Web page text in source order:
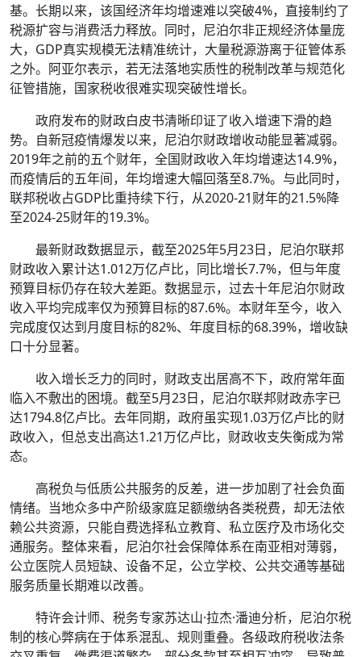
基。长期以来，该国经济年均增速难以突破4%，直接制约了
税源扩容与消费活力释放。同时，尼泊尔非正规经济体量庞
大，GDP真实规模无法精准统计，大量税源游离于征管体系
之外。阿亚尔表示，若无法落地实质性的税制改革与规范化
征管措施，国家税收很难实现突破性增长。
政府发布的财政白皮书清晰印证了收入增速下滑的趋
势。自新冠疫情爆发以来，尼泊尔财政增收动能显著减弱。
2019年之前的五个财年，全国财政收入年均增速达14.9%，
而疫情后的五年间，年均增速大幅回落至8.7%。与此同时，
联邦税收占GDP比重持续下行，从2020-21财年的21.5%降
至2024-25财年的19.3%。
最新财政数据显示，截至2025年5月23日，尼泊尔联邦
财政收入累计达1.012万亿卢比，同比增长7.7%，但与年度
预算目标仍存在较大差距。数据显示，过去十年尼泊尔财政
收入平均完成率仅为预算目标的87.6%。本财年至今，收入
完成度仅达到月度目标的82%、年度目标的68.39%，增收缺
口十分显著。
收入增长乏力的同时，财政支出居高不下，政府常年面
临入不敷出的困境。截至5月23日，尼泊尔联邦财政赤字已
达1794.8亿卢比。去年同期，政府虽实现1.03万亿卢比的财
政收入，但总支出高达1.21万亿卢比，财政收支失衡成为常
态。
高税负与低质公共服务的反差，进一步加剧了社会负面
情绪。当地众多中产阶级家庭足额缴纳各类税费，却无法依
赖公共资源，只能自费选择私立教育、私立医疗及市场化交
通服务。整体来看，尼泊尔社会保障体系在南亚相对薄弱，
公立医院人员短缺、设备不足，公立学校、公共交通等基础
服务质量长期难以改善。
特许会计师、税务专家苏达山·拉杰·潘迪分析，尼泊尔税
制的核心弊病在于体系混乱、规则重叠。各级政府税收法条